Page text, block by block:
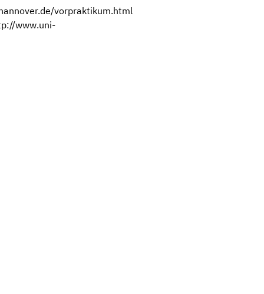
vorpraktikum.html
www.uni-